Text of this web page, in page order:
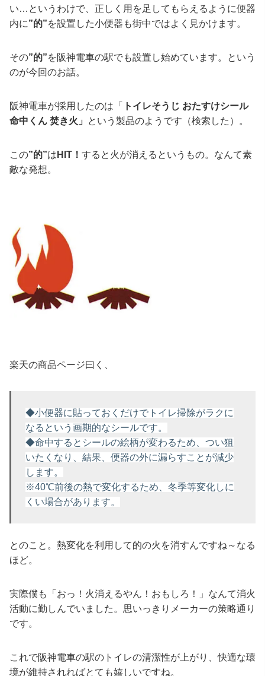
い…というわけで、正しく用を足してもらえるように便器
内に”的”を設置した小便器も街中ではよく見かけます。
その”的”を阪神電車の駅でも設置し始めています。という
のが今回のお話。
阪神電車が採用したのは「
トイレそうじ おたすけシール
命中くん 焚き火」
という製品のようです（検索した）。
この”的”は HIT！ すると火が消えるというもの。なんて素
敵な発想。
楽天の商品ページ曰く、
◆小便器に貼っておくだけでトイレ掃除がラクに
なるという画期的なシールです。
◆命中するとシールの絵柄が変わるため、つい狙
いたくなり、結果、便器の外に漏らすことが減少
します。
※40℃前後の熱で変化するため、冬季等変化しに
くい場合があります。
とのこと。熱変化を利用して的の火を消すんですね～なる
ほど。
実際僕も「おっ！火消えるやん！おもしろ！」なんて消火
活動に勤しんでいました。思いっきりメーカーの策略通り
です。
これで阪神電車の駅のトイレの清潔性が上がり、快適な環
境が維持されればとても嬉しいですね。